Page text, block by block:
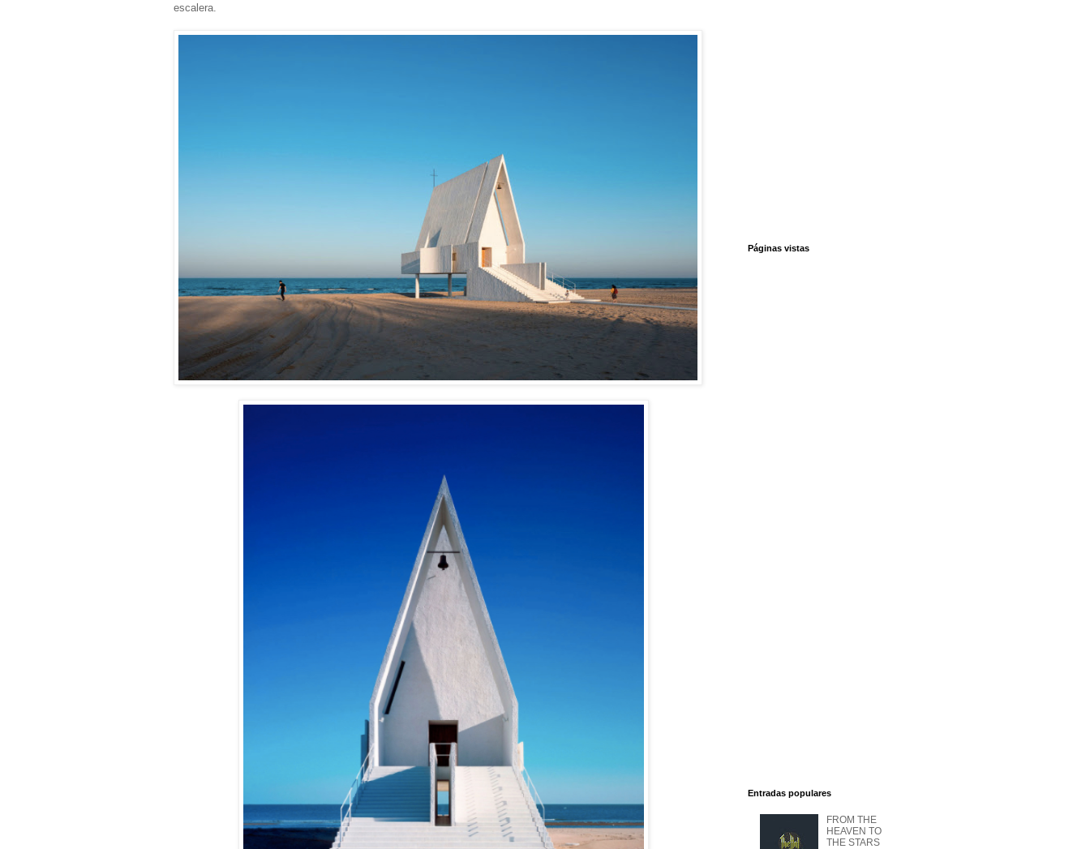
escalera.
Páginas vistas
Entradas populares
FROM THE
HEAVEN TO
THE STARS